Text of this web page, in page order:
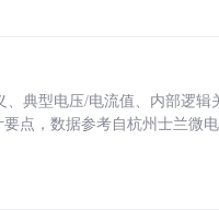
典型电压/电流值、内部逻辑
点，数据参考自杭州士兰微